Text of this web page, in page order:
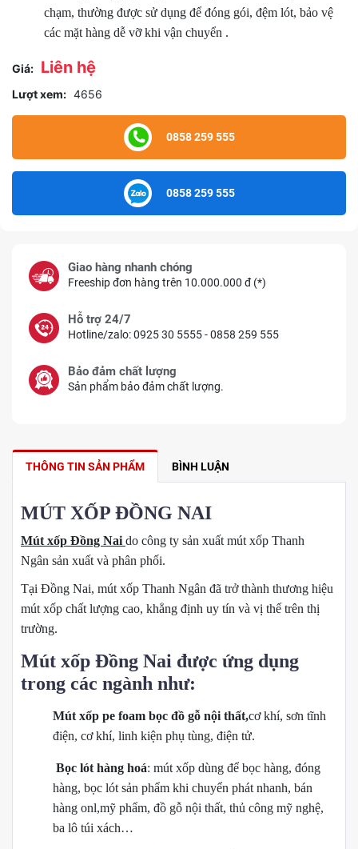
chạm, thường được sử dụng để đóng gói, đệm lót, bảo vệ
các mặt hàng dễ vỡ khi vận chuyển .
Giá: Liên hệ
Lượt xem: 4656
0858 259 555
0858 259 555
Giao hàng nhanh chóng
Freeship đơn hàng trên 10.000.000 đ (*)
Hỗ trợ 24/7
Hotline/zalo: 0925 30 5555 - 0858 259 555
Bảo đảm chất lượng
Sản phẩm bảo đảm chất lượng.
THÔNG TIN SẢN PHẨM BÌNH LUẬN
MÚT XỐP ĐỒNG NAI
Mút xốp Đồng Nai do công ty sản xuất mút xốp Thanh
Ngân sản xuất và phân phối.
Tại Đồng Nai, mút xốp Thanh Ngân đã trở thành thương hiệu
mút xốp chất lượng cao, khẳng định uy tín và vị thế trên thị
trường.
Mút xốp Đồng Nai được ứng dụng
trong các ngành như:
Mút xốp pe foam bọc đồ gỗ nội thất,cơ khí, sơn tĩnh
điện, cơ khí, linh kiện phụ tùng, điện tử.
Bọc lót hàng hoá: mút xốp dùng để bọc hàng, đóng
hàng, bọc lót sản phẩm khi chuyển phát nhanh, bán
hàng onl,mỹ phẩm, đồ gỗ nội thất, thủ công mỹ nghệ,
ba lô túi xách…